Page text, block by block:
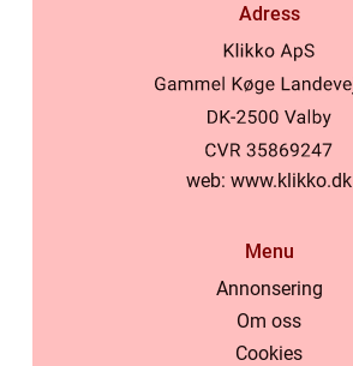
Adress
web: www.klikko.dk
Menu
Annonsering
Om oss
Cookies